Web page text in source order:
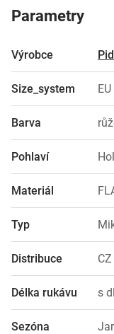
Parametry
Výrobce
Size_system EU
Barva
Pohlaví
Materiál
Typ
Distribuce CZ
Délka rukávu s
Sezóna